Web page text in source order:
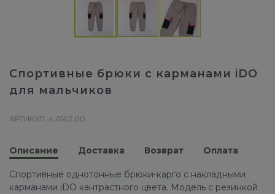
Спортивные брюки с карманами iDO
для мальчиков
АРТИКУЛ: 4.A142.00
Описание Доставка Возврат Оплата
Спортивные однотонные брюки-карго с накладными
карманами iDO кантрастного цвета. Модель с резинкой